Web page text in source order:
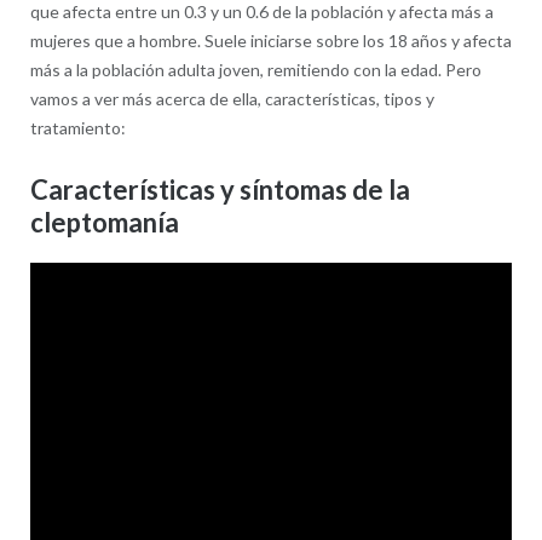
que afecta entre un 0.3 y un 0.6 de la población y afecta más a
mujeres que a hombre. Suele iniciarse sobre los 18 años y afecta
más a la población adulta joven, remitiendo con la edad. Pero
vamos a ver más acerca de ella, características, tipos y
tratamiento:
Características y síntomas de la
cleptomanía